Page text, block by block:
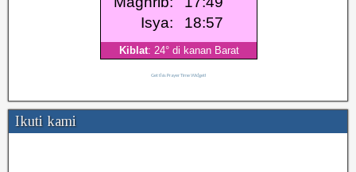
Get this Prayer Time Widget!
Ikuti kami